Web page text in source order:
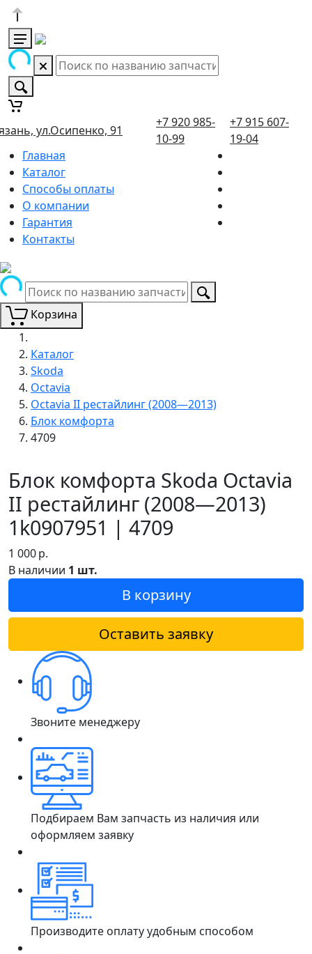
ул.Осипенко, 91
+7 920 985-
10-99
+7 915 607-
19-04
Главная
Каталог
Способы оплаты
О компании
Гарантия
Контакты
Корзина
Каталог
Skoda
Octavia
Octavia II рестайлинг (2008—2013)
Блок комфорта
4709
Блок комфорта Skoda Octavia
II рестайлинг (2008—2013)
1k0907951 | 4709
1 000р.
В наличии 1 шт.
В корзину
Оставить заявку
Звоните менеджеру
Подбираем Вам запчасть из наличия или
оформляем заявку
Производите оплату удобным способом